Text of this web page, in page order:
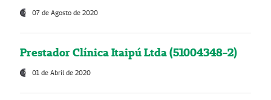
07 de Agosto de 2020
Prestador Clínica Itaipú Ltda (51004348-2)
01 de Abril de 2020